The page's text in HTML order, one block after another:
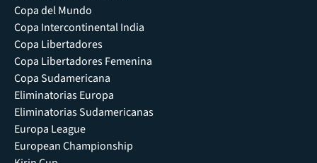
Copa del Mundo
Copa Intercontinental India
Copa Libertadores
Copa Libertadores Femenina
Copa Sudamericana
Eliminatorias Europa
Eliminatorias Sudamericanas
Europa League
European Championship